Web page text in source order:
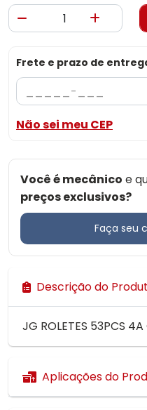
Frete e prazo de
Não sei meu CEP
Você é mecânico e
preços exclusivos?
Faça seu
Descrição do
JG ROLETES 53PCS
Aplicações do